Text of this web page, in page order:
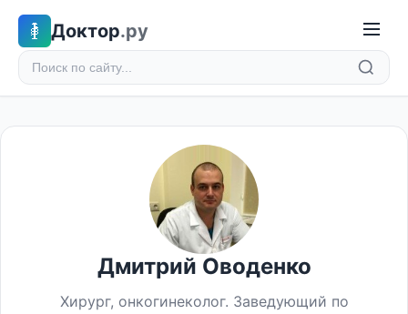
Доктор.ру
Дмитрий Оводенко
Хирург, онкогинеколог. Заведующий по